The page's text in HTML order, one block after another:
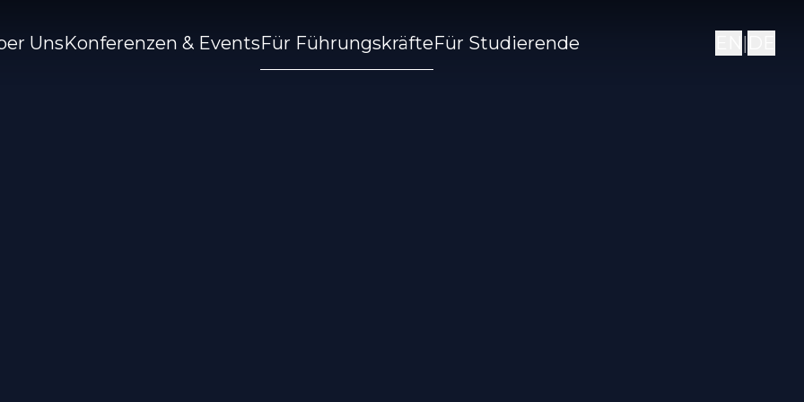
UnsKonferenzen & EventsFür FührungskräfteFür Studierende |